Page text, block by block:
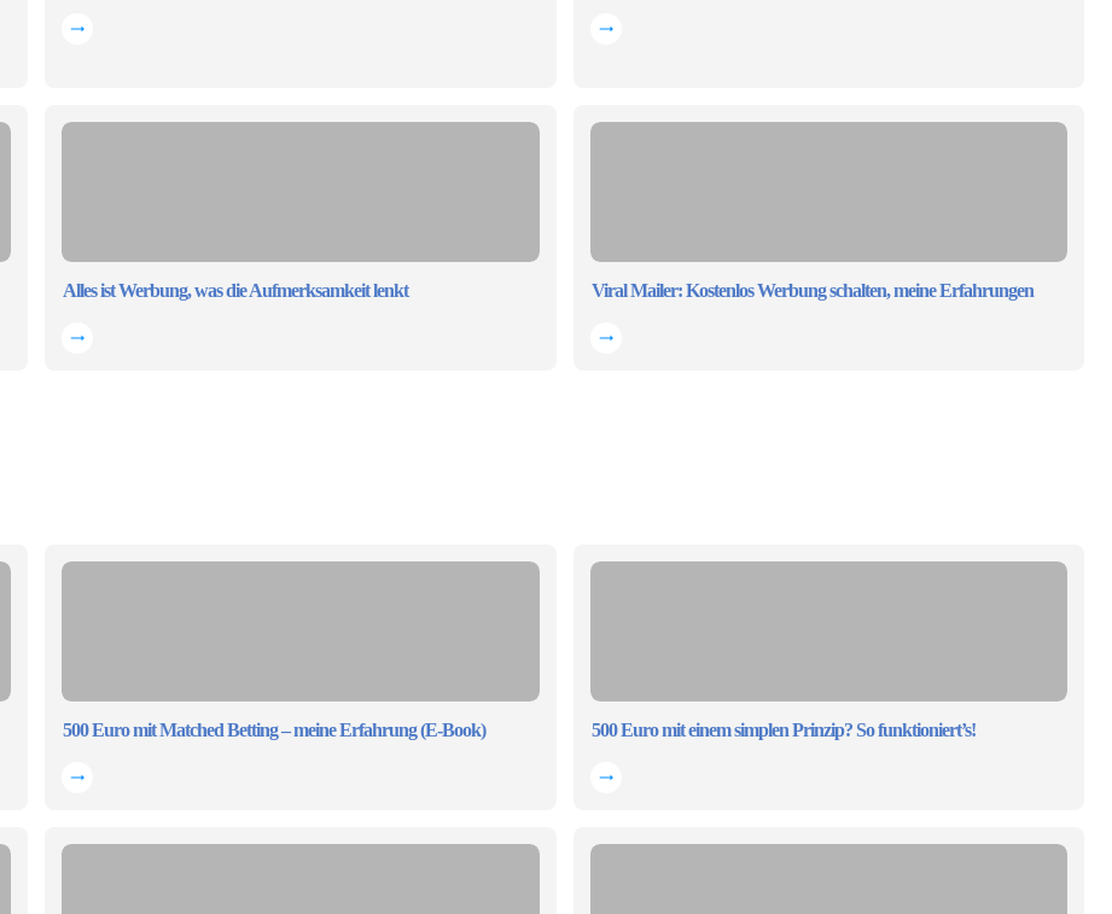
Alles ist Werbung, was die Aufmerksamkeit lenkt Viral Mailer: Kostenlos Werbung schalten, meine Erfahrungen
500 Euro mit Matched Betting – meine Erfahrung (E-Book) 500 Euro mit einem simplen Prinzip? So funktioniert’s!